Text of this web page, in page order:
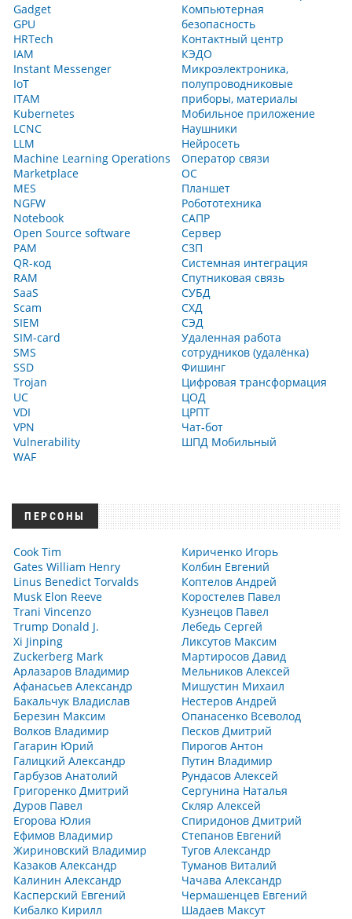
Gadget
GPU
HRTech
IAM
Instant Messenger
IoT
ITAM
Kubernetes
LCNC
LLM
Machine Learning Operations
Marketplace
MES
NGFW
Notebook
Open Source software
PAM
QR-код
RAM
SaaS
Scam
SIEM
SIM-card
SMS
SSD
Trojan
UC
VDI
VPN
Vulnerability
WAF
Компьютерная
безопасность
Контактный центр
КЭДО
Микроэлектроника,
полупроводниковые
приборы, материалы
Мобильное приложение
Наушники
Нейросеть
Оператор связи
ОС
Планшет
Робототехника
САПР
Сервер
СЗП
Системная интеграция
Спутниковая связь
СУБД
СХД
СЭД
Удаленная работа
сотрудников (удалёнка)
Фишинг
Цифровая трансформация
ЦОД
ЦРПТ
Чат-бот
ШПД Мобильный
ПЕРСОНЫ
Cook Tim
Gates William Henry
Linus Benedict Torvalds
Musk Elon Reeve
Trani Vincenzo
Trump Donald J.
Xi Jinping
Zuckerberg Mark
Арлазаров Владимир
Афанасьев Александр
Бакальчук Владислав
Березин Максим
Волков Владимир
Гагарин Юрий
Галицкий Александр
Гарбузов Анатолий
Григоренко Дмитрий
Дуров Павел
Егорова Юлия
Ефимов Владимир
Жириновский Владимир
Казаков Александр
Калинин Александр
Касперский Евгений
Кибалко Кирилл
Кириченко Игорь
Колбин Евгений
Коптелов Андрей
Коростелев Павел
Кузнецов Павел
Лебедь Сергей
Ликсутов Максим
Мартиросов Давид
Мельников Алексей
Мишустин Михаил
Нестеров Андрей
Опанасенко Всеволод
Песков Дмитрий
Пирогов Антон
Путин Владимир
Рундасов Алексей
Сергунина Наталья
Скляр Алексей
Спиридонов Дмитрий
Степанов Евгений
Тугов Александр
Туманов Виталий
Чачава Александр
Чермашенцев Евгений
Шадаев Максут